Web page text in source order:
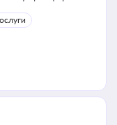
юриста або
оренди
і перевірки